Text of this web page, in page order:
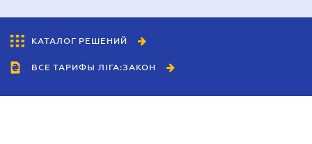
КАТАЛОГ РЕШЕНИЙ
ВСЕ ТАРИФЫ ЛІГА:ЗАКОН